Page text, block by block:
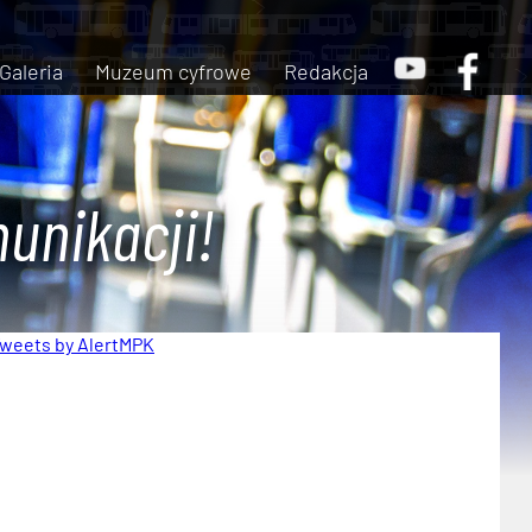
Galeria Muzeum cyfrowe Redakcja
by AlertMPK